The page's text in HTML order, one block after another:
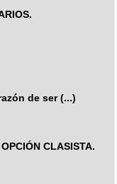
de ser (...)
CLASISTA.